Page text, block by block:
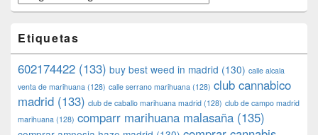
Etiquetas
602174422 (133) buy best weed in madrid (130) calle alcala
venta de marihuana (128) calle serrano marihuana (128) club cannabico
madrid (133) club de caballo marihuana madrid (128) club de campo madrid
marihuana (128) comparr marihuana malasaña (135)